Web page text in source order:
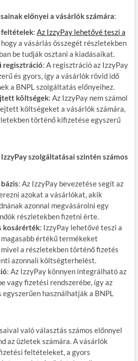
előnyei a vásárlók számára:
feltételek: Az IzzyPay lehetővé teszi a
hogy a vásárlás összegét részletekben
be tudják osztani a kiadásaikat.
regisztráció: A regisztráció az IzzyPay
és gyors, így a vásárlók rövid idő
a BNPL szolgáltatás előnyeihez.
költségek: Az IzzyPay nem számol
költségeket a vásárlók számára,
történő kifizetése egyszerű
szolgáltatásai szintén számos
: Az IzzyPay bevezetése segít az
azokat a vásárlókat, akik
azonnal megvásárolni egy
részletekben fizetni érte.
kosárérték: IzzyPay lehetővé teszi a
értékű termékeket
a részletekben történő fizetés
azonnali költségterhelést.
: Az IzzyPay könnyen integrálható az
vagy fizetési rendszerébe, így az
egyszerűen használhatják a BNPL
való választás számos előnnyel
az üzletek számára. A vásárlók
feltételeket, a gyors